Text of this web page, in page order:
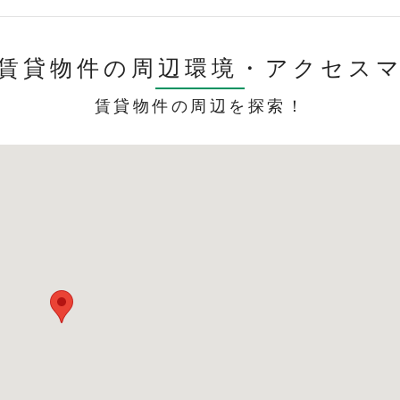
貸物件の周辺環境・ アクセス
賃貸物件の周辺を探索！